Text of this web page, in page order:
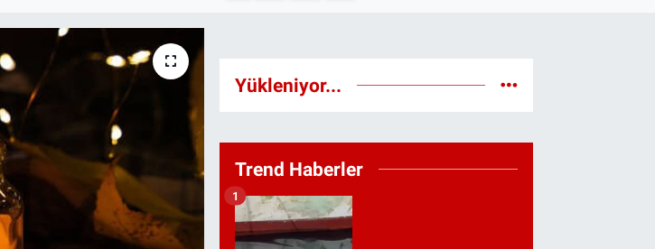
Yükleniyor...
Trend Haberler
1